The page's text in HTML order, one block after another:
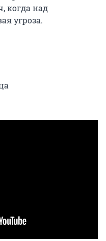
когда над
угроза.